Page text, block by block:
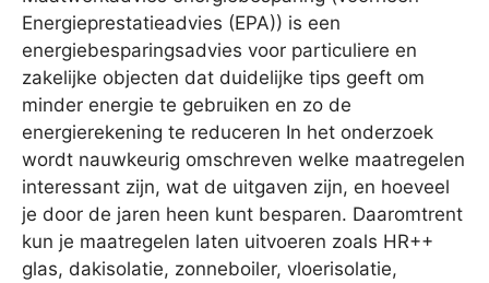
Energieprestatieadvies (EPA)) is een
energiebesparingsadvies voor particuliere en
zakelijke objecten dat duidelijke tips geeft om
minder energie te gebruiken en zo de
energierekening te reduceren In het onderzoek
wordt nauwkeurig omschreven welke maatregelen
interessant zijn, wat de uitgaven zijn, en hoeveel
je door de jaren heen kunt besparen. Daaromtrent
kun je maatregelen laten uitvoeren zoals HR++
glas, dakisolatie, zonneboiler, vloerisolatie,